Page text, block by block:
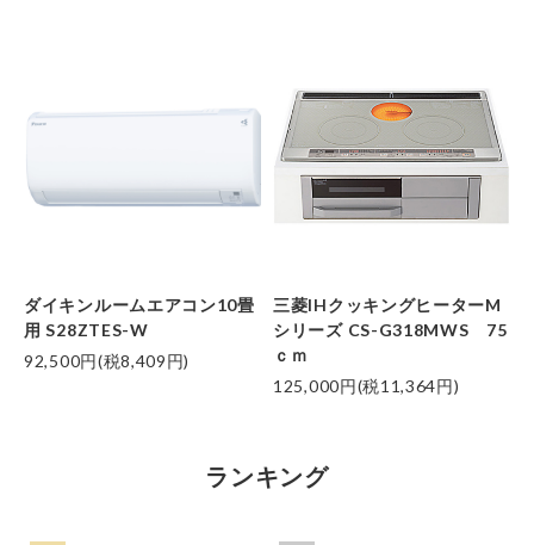
ダイキンルームエアコン10畳
用 S28ZTES-W
92,500円(税8,409円)
三菱IHクッキングヒーターM
シリーズ CS-G318MWS 75
ｃｍ
125,000円(税11,364円)
ランキング